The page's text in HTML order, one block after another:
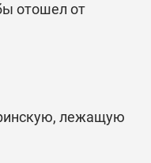
отошел от
лежащую